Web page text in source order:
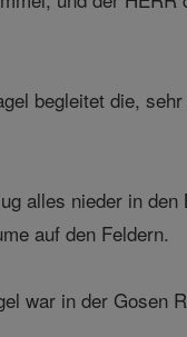
begleitet die,
alles nieder in
auf den Feldern.
war in der Gosen